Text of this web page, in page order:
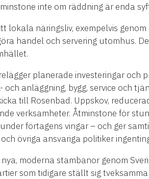
inte om räddning är enda
lokala näringsliv, exempelvis
handel och servering utomhus.
planerade investeringar och
anläggning, bygg, service och
till Rosenbad. Uppskov,
verksamheter. Åtminstone för
förtagens vingar – och ger
övriga ansvariga politiker
moderna stambanor genom
som tidigare ställt sig